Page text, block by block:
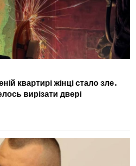
квартирі жінці стало зле.
вирізати двері